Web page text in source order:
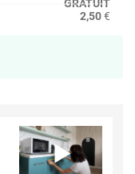
GRATUIT
2,50€